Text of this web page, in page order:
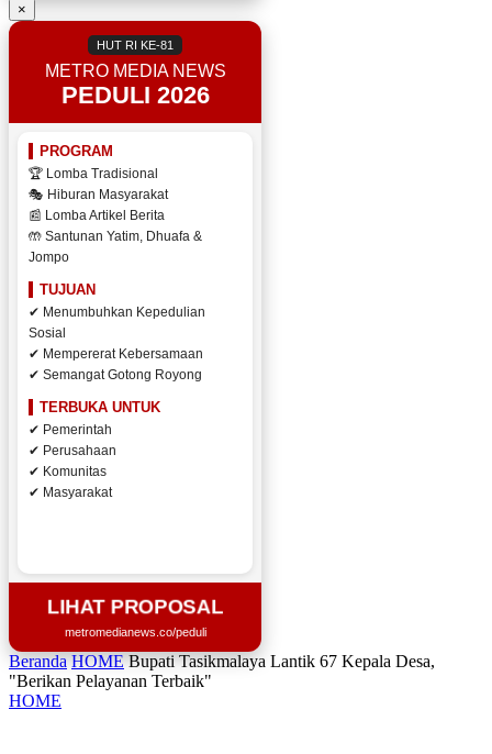
×
HUT RI KE-81
METRO MEDIA NEWS
PEDULI 2026
PROGRAM
🏆 Lomba Tradisional
🎭 Hiburan Masyarakat
📰 Lomba Artikel Berita
🤲 Santunan Yatim, Dhuafa &
Jompo
TUJUAN
✔ Menumbuhkan Kepedulian
Sosial
✔ Mempererat Kebersamaan
✔ Semangat Gotong Royong
TERBUKA UNTUK
✔ Pemerintah
✔ Perusahaan
✔ Komunitas
✔ Masyarakat
LIHAT PROPOSAL
metromedianews.co/peduli
Beranda HOME Bupati Tasikmalaya Lantik 67 Kepala Desa,
"Berikan Pelayanan Terbaik"
HOME